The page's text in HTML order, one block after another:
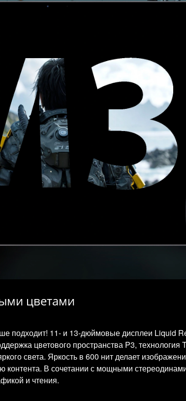
цветами
подходит! 11- и 13-дюймовые дисплеи Liquid
цветового пространства P3, технология
света. Яркость в 600 нит делает
контента. В сочетании с мощными
и чтения.